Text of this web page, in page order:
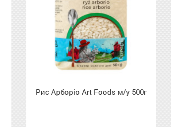
Рис Арборіо Art Foods м/у 500г